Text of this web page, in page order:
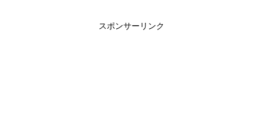
スポンサーリンク